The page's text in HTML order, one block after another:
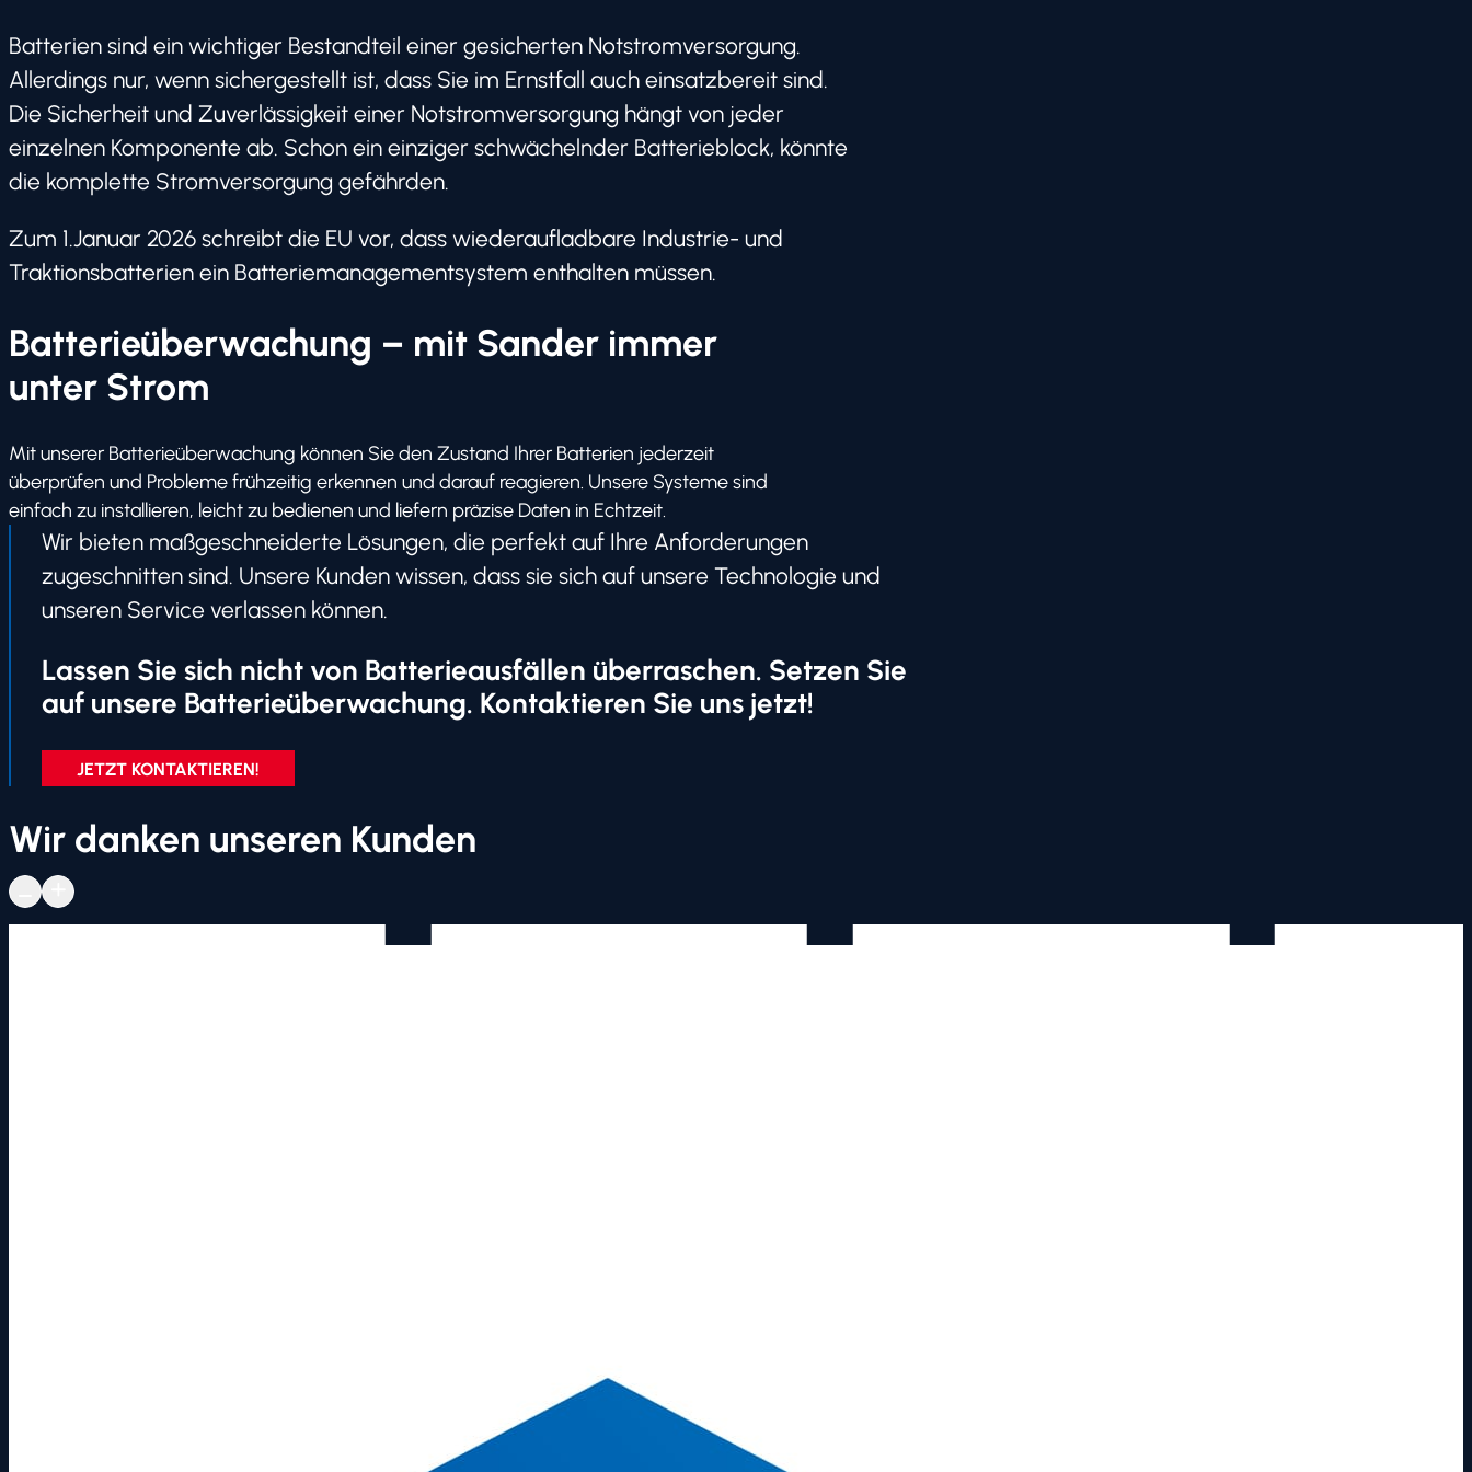
Batterien sind ein wichtiger Bestandteil einer gesicherten Notstromversorgung.
Allerdings nur, wenn sichergestellt ist, dass Sie im Ernstfall auch einsatzbereit sind.
Die Sicherheit und Zuverlässigkeit einer Notstromversorgung hängt von jeder
einzelnen Komponente ab. Schon ein einziger schwächelnder Batterieblock, könnte
die komplette Stromversorgung gefährden.
Zum 1.Januar 2026 schreibt die EU vor, dass wiederaufladbare Industrie- und
Traktionsbatterien ein Batteriemanagementsystem enthalten müssen.
Batterieüberwachung – mit Sander immer
unter Strom
Mit unserer Batterieüberwachung können Sie den Zustand Ihrer Batterien jederzeit
überprüfen und Probleme frühzeitig erkennen und darauf reagieren. Unsere Systeme sind
einfach zu installieren, leicht zu bedienen und liefern präzise Daten in Echtzeit.
Wir bieten maßgeschneiderte Lösungen, die perfekt auf Ihre Anforderungen
zugeschnitten sind. Unsere Kunden wissen, dass sie sich auf unsere Technologie und
unseren Service verlassen können.
Lassen Sie sich nicht von Batterieausfällen überraschen. Setzen Sie
auf unsere Batterieüberwachung. Kontaktieren Sie uns jetzt!
JETZT KONTAKTIEREN!
Wir danken unseren Kunden